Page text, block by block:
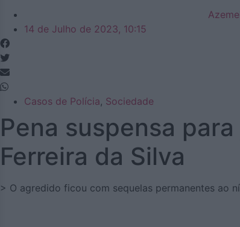
14 de Julho de 2023, 10:15
Casos de Polícia, Sociedade
Pena suspensa
Ferreira da Silva
> O agredido ficou com sequelas permanentes ao